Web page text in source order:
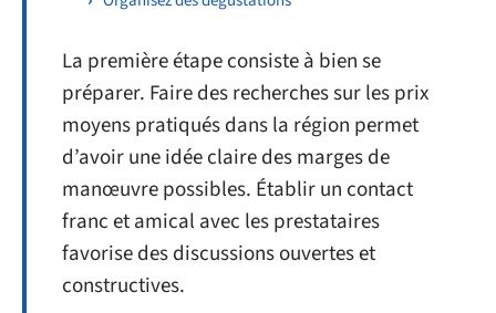
La première étape consiste à bien se
préparer. Faire des recherches sur les prix
moyens pratiqués dans la région permet
d’avoir une idée claire des marges de
manœuvre possibles. Établir un contact
franc et amical avec les prestataires
favorise des discussions ouvertes et
constructives.